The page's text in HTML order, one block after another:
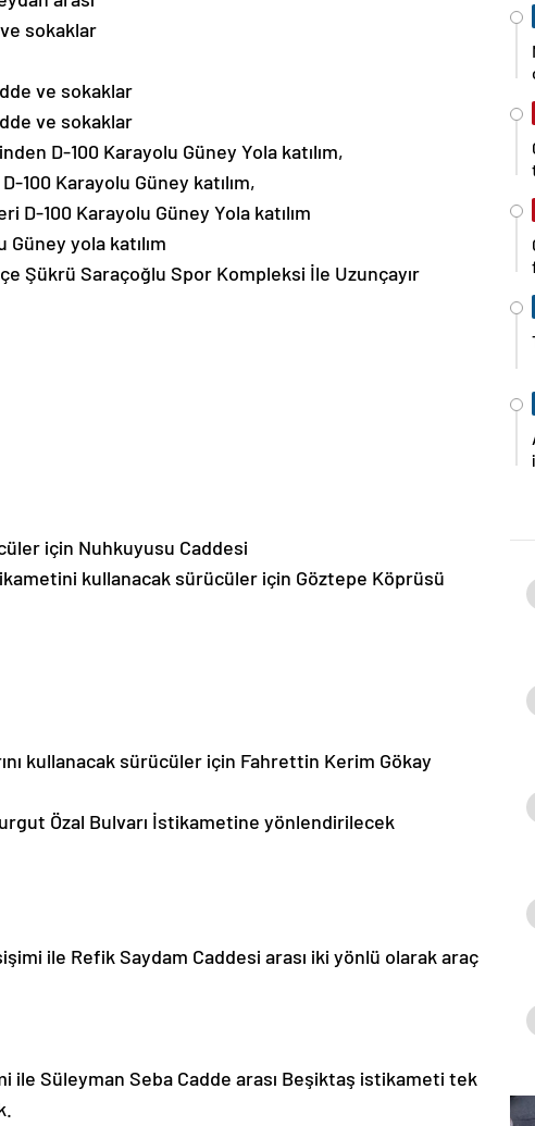
sokaklar
ve sokaklar
ve sokaklar
D-100 Karayolu Güney Yola katılım,
100 Karayolu Güney katılım,
D-100 Karayolu Güney Yola katılım
yola katılım
Şükrü Saraçoğlu Spor Kompleksi İle Uzunçayır
için Nuhkuyusu Caddesi
kullanacak sürücüler için Göztepe Köprüsü
kullanacak sürücüler için Fahrettin Kerim Gökay
Özal Bulvarı İstikametine yönlendirilecek
ile Refik Saydam Caddesi arası iki yönlü olarak araç
ile Süleyman Seba Cadde arası Beşiktaş istikameti tek